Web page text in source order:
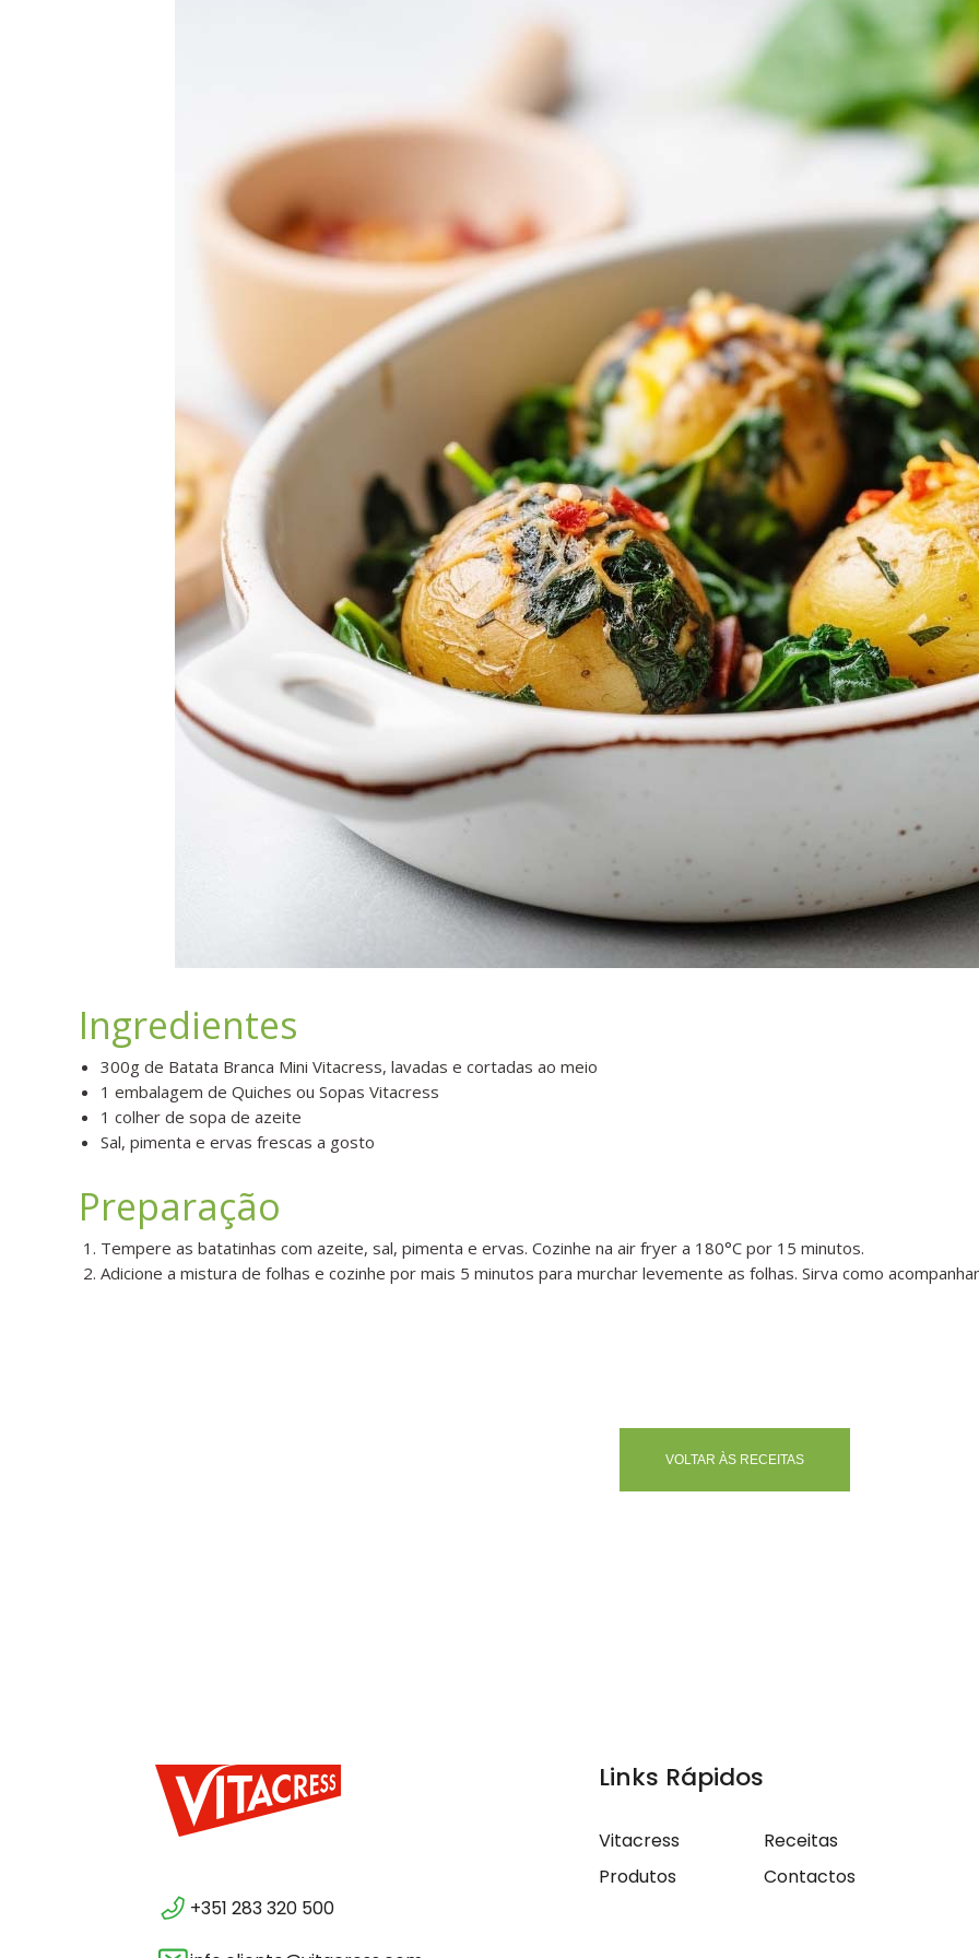
Ingredientes
300g de Batata Branca Mini Vitacress, lavadas e cortadas ao meio
1 embalagem de Quiches ou Sopas Vitacress
1 colher de sopa de azeite
Sal, pimenta e ervas frescas a gosto
Preparação
Tempere as batatinhas com azeite, sal, pimenta e ervas. Cozinhe na air fryer a 180°C por 15 minutos.
Adicione a mistura de folhas e cozinhe por mais 5 minutos para murchar levemente as folhas. Sirva como
VOLTAR ÀS RECEITAS
+351 283 320 500
Links Rápidos
Vitacress
Receitas
Produtos
Contactos